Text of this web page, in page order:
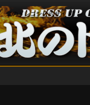
北のドレコン公式サイト